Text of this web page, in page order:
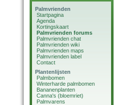
Palmvrienden
Startpagina
Agenda
Kortingskaart
Palmvrienden forums
Palmvrienden chat
Palmvrienden wiki
Palmvrienden maps
Palmvrienden label
Contact
Plantenlijsten
Palmbomen
Winterharde palmbomen
Bananenplanten
Canna's (bloemriet)
Palmvarens